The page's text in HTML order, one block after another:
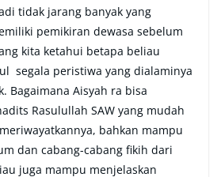
tidak jarang banyak yang
pemikiran dewasa sebelum
kita ketahui betapa beliau
segala peristiwa yang dialaminya
Bagaimana Aisyah ra bisa
Rasulullah SAW yang mudah
bahkan mampu
dan cabang-cabang fikih dari
juga mampu menjelaskan